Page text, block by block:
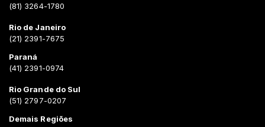
(81) 3264-1780
Rio de Janeiro
(21) 2391-7675
Paraná
(41) 2391-0974
Rio Grande do Sul
(51) 2797-0207
Demais Regiões